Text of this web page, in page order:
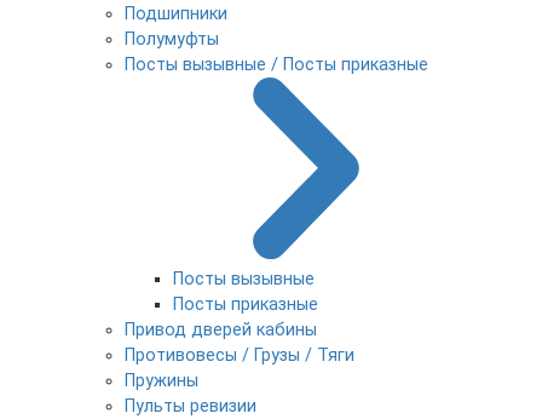
Подшипники
Полумуфты
Посты вызывные / Посты приказные
Посты вызывные
Посты приказные
Привод дверей кабины
Противовесы / Грузы / Тяги
Пружины
Пульты ревизии